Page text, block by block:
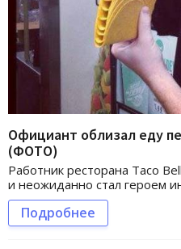
Официант облизал еду
(ФОТО)
Работник ресторана Taco
и неожиданно стал героем
Подробнее